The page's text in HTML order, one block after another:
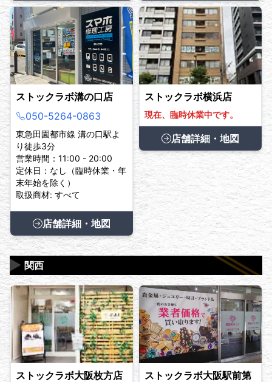
ストックラボ溝の口店
050-5264-0863
東急田園都市線 溝の口駅よ
り徒歩3分
営業時間：11:00 - 20:00
定休日：なし（臨時休業・年
末年始を除く）
取扱商材: すべて
店舗詳細・地図
ストックラボ横浜店
現在、臨時休業中です。
店舗詳細・地図
関西
▶
ストックラボ大阪枚方店
ストックラボ大阪駅前第